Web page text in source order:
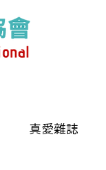
真愛雜誌